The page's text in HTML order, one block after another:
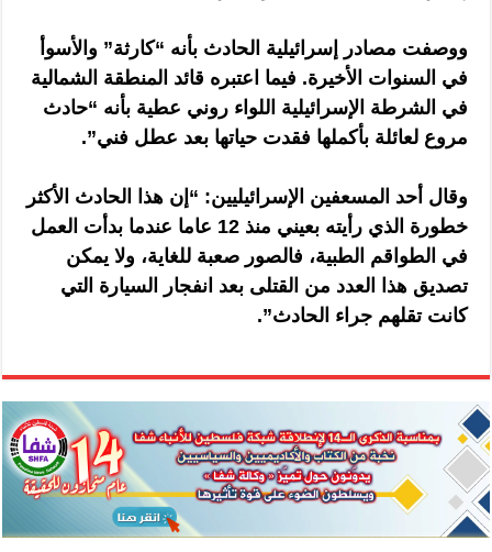
ووصفت مصادر إسرائيلية الحادث بأنه “كارثة” والأسوأ
في السنوات الأخيرة. فيما اعتبره قائد المنطقة الشمالية
في الشرطة الإسرائيلية اللواء روني عطية بأنه “حادث
مروع لعائلة بأكملها فقدت حياتها بعد عطل فني”.
وقال أحد المسعفين الإسرائيليين: “إن هذا الحادث الأكثر
خطورة الذي رأيته بعيني منذ 12 عاما عندما بدأت العمل
في الطواقم الطبية، فالصور صعبة للغاية، ولا يمكن
تصديق هذا العدد من القتلى بعد انفجار السيارة التي
كانت تقلهم جراء الحادث”.